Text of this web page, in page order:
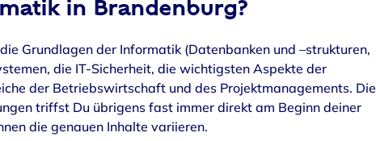
in Brandenburg?
Grundlagen der Informatik (Datenbanken und –strukturen,
die IT-Sicherheit, die wichtigsten Aspekte der
der Betriebswirtschaft und des Projektmanagements. Die
triffst Du übrigens fast immer direkt am Beginn deiner
die genauen Inhalte variieren.